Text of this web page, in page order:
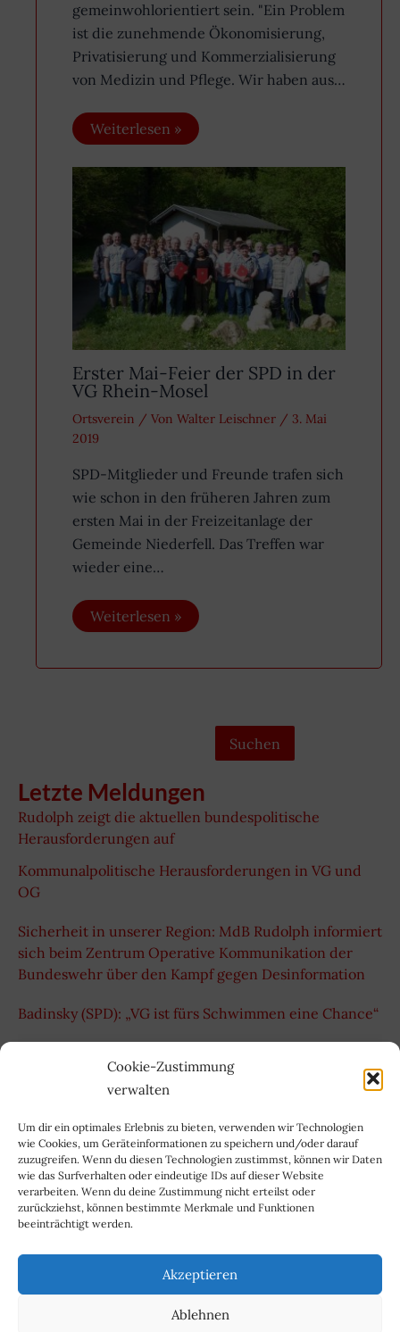
Cookie-Zustimmung
verwalten
Um dir ein optimales Erlebnis zu bieten, verwenden wir Technologien
wie Cookies, um Geräteinformationen zu speichern und/oder darauf
zuzugreifen. Wenn du diesen Technologien zustimmst, können wir Daten
wie das Surfverhalten oder eindeutige IDs auf dieser Website
verarbeiten. Wenn du deine Zustimmung nicht erteilst oder
zurückziehst, können bestimmte Merkmale und Funktionen
beeinträchtigt werden.
Akzeptieren
Ablehnen
gemeinwohlorientiert sein. "Ein Problem
ist die zunehmende Ökonomisierung,
Privatisierung und Kommerzialisierung
von Medizin und Pflege. Wir haben aus…
Weiterlesen »
Erster Mai-Feier der SPD in der
VG Rhein-Mosel
Ortsverein / Von Walter Leischner / 3. Mai
2019
SPD-Mitglieder und Freunde trafen sich
wie schon in den früheren Jahren zum
ersten Mai in der Freizeitanlage der
Gemeinde Niederfell. Das Treffen war
wieder eine…
Weiterlesen »
Suchen
Letzte Meldungen
Rudolph zeigt die aktuellen bundespolitische
Herausforderungen auf
Kommunalpolitische Herausforderungen in VG und
OG
Sicherheit in unserer Region: MdB Rudolph informiert
sich beim Zentrum Operative Kommunikation der
Bundeswehr über den Kampf gegen Desinformation
Badinsky (SPD): „VG ist fürs Schwimmen eine Chance“
Kontakt
Datenschutzerklärung
Cookie-Richtlinie (EU)